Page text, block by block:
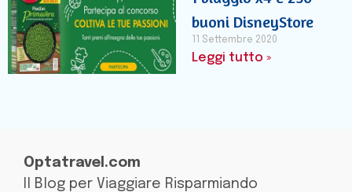
buoni DisneyStore
11 Settembre 2020
Leggi tutto »
Optatravel.com
Il Blog per Viaggiare Risparmiando